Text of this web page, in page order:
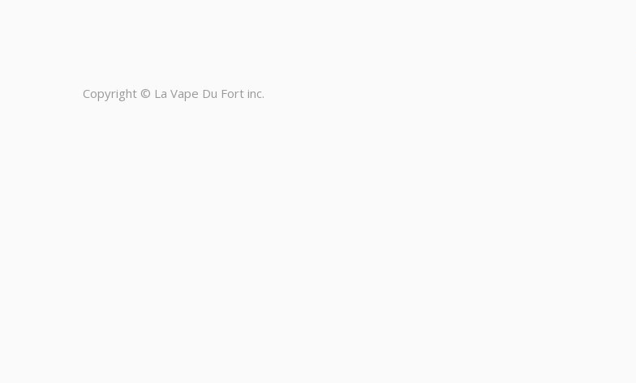
Copyright © La Vape Du Fort inc.